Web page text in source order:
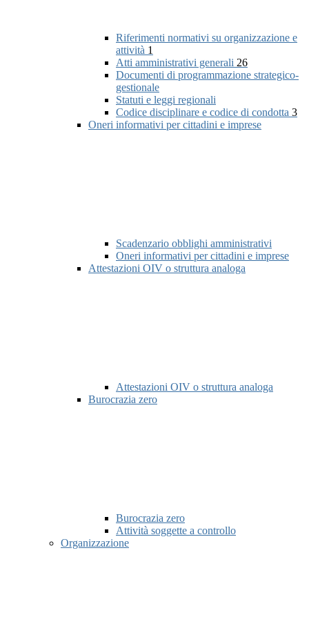
Riferimenti normativi su organizzazione e
attività 1
Atti amministrativi generali 26
Documenti di programmazione strategico-
gestionale
Statuti e leggi regionali
Codice disciplinare e codice di condotta 3
Oneri informativi per cittadini e imprese
Scadenzario obblighi amministrativi
Oneri informativi per cittadini e imprese
Attestazioni OIV o struttura analoga
Attestazioni OIV o struttura analoga
Burocrazia zero
Burocrazia zero
Attività soggette a controllo
Organizzazione